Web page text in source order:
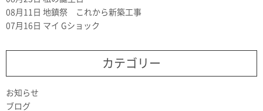
08月11日 地鎮祭 これから新築工事
07月16日 マイ Gショック
カテゴリー
お知らせ
ブログ